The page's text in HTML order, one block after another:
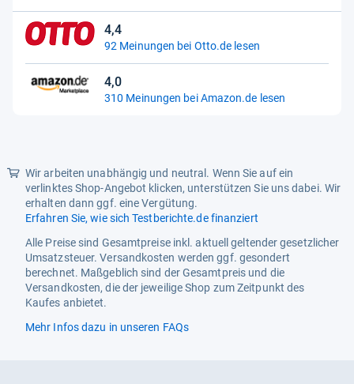
Sternen
4,4
4,4
von
Sternen
92 Meinungen bei Otto.de lesen
4,0
4,0
von
310 Meinungen bei Amazon.de lesen
Wir arbeiten unabhängig und neutral. Wenn Sie auf ein
verlinktes Shop-Angebot klicken, unterstützen Sie uns dabei. Wir
erhalten dann ggf. eine Vergütung.
Erfahren Sie, wie sich Testberichte.de finanziert
Alle Preise sind Gesamtpreise inkl. aktuell geltender gesetzlicher
Umsatzsteuer. Versandkosten werden ggf. gesondert
berechnet. Maßgeblich sind der Gesamtpreis und die
Versandkosten, die der jeweilige Shop zum Zeitpunkt des
Kaufes anbietet.
Mehr Infos dazu in unseren FAQs